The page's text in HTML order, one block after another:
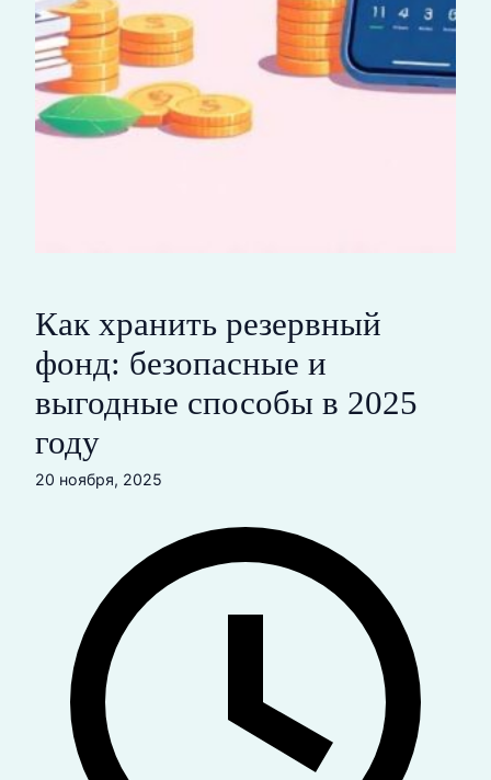
Как хранить резервный
фонд: безопасные и
выгодные способы в 2025
году
20 ноября, 2025